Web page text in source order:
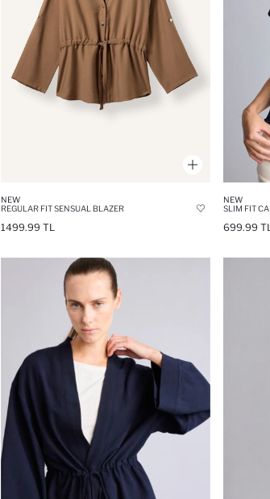
NEW
REGULAR FIT SENSUAL BLAZER
1499.99 TL
NEW
699.99 TL